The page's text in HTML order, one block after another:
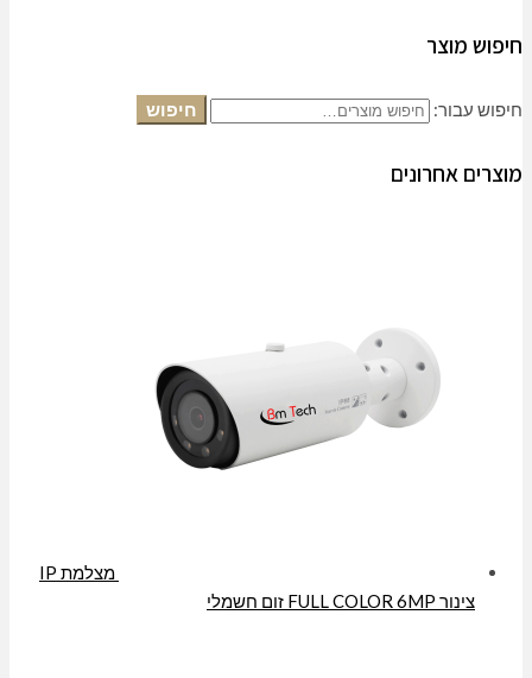
חיפוש מוצר
חיפוש עבור: חיפוש
מוצרים אחרונים
מצלמת IP
צינור FULL COLOR 6MP זום חשמלי